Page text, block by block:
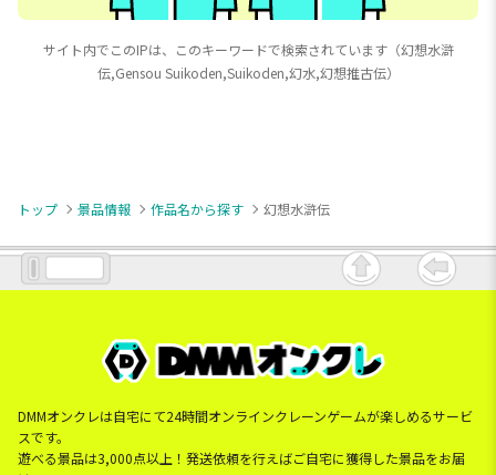
サイト内でこのIPは、このキーワードで検索されています（幻想水滸
伝,Gensou Suikoden,Suikoden,幻水,幻想推古伝）
トップ 景品情報 作品名から探す 幻想水滸伝
DMMオンクレは自宅にて24時間オンラインクレーンゲームが楽しめるサービ
スです。
遊べる景品は3,000点以上！発送依頼を行えばご自宅に獲得した景品をお届